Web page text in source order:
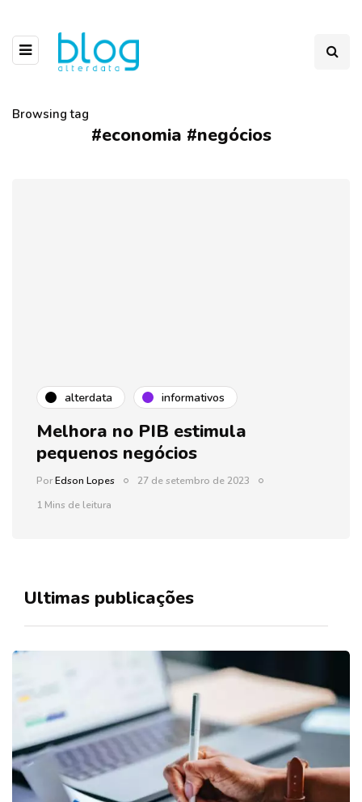
Browsing tag
#economia #negócios
alterdata informativos
Melhora no PIB estimula
pequenos negócios
PorEdson Lopes
27 de setembro de 2023
1 Mins de leitura
Ultimas publicações